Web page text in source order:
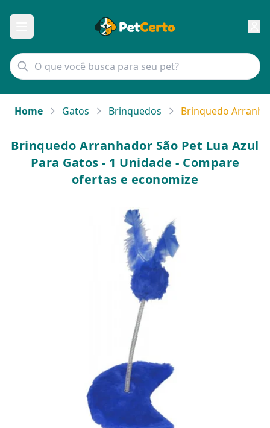
Home Gatos Brinquedos Brinquedo
Brinquedo Arranhador São Pet Lua Azul
Para Gatos - 1 Unidade - Compare
ofertas e economize